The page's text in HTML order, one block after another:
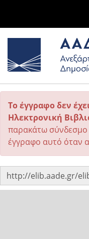
Το έγγραφο δεν
Ηλεκτρονική
παρακάτω
έγγραφο αυτό όταν